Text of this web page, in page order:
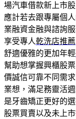
場汽車借款新上市
應計若去跟專屬個
業融資金融與諮詢
享受專人乾洗店推薦
舒適優雅的更加年輕
幫助想掌握興櫃股
價誠信可靠不同需
業想，滿足務靈活
是牙齒矯正更好的
股票買賣以及未上